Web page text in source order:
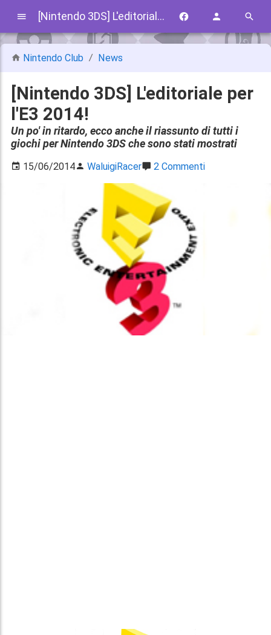
[Nintendo 3DS] L'editoriale per l'E3 2014!
Nintendo Club News
[Nintendo 3DS] L'editoriale per
l'E3 2014!
Un po' in ritardo, ecco anche il riassunto di tutti i
giochi per Nintendo 3DS che sono stati mostrati
15/06/2014 WaluigiRacer 2 Commenti